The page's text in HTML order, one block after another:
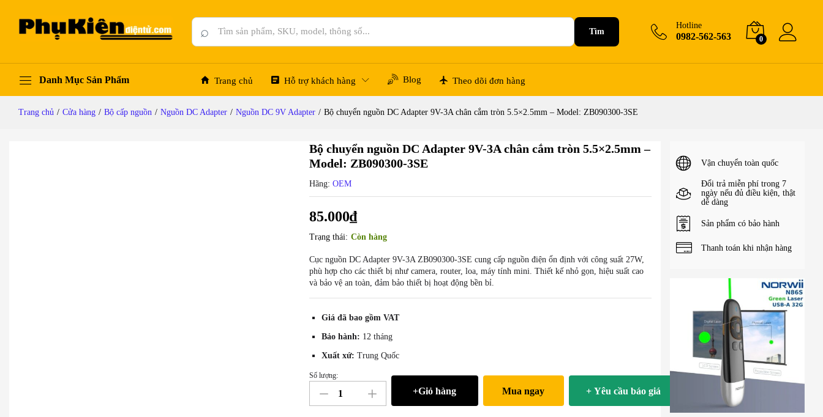
⌕ Tìm
Hotline
0982-562-563 0
Danh Mục Sản Phẩm Trang chủ Hỗ trợ khách hàng Blog Theo dõi đơn hàng
Trang chủ / Cửa hàng / Bộ cấp nguồn / Nguồn DC Adapter / Nguồn DC 9V Adapter / Bộ chuyển nguồn DC Adapter 9V-3A chân cắm tròn 5.5×2.5mm – Model: ZB090300-3SE
Bộ chuyển nguồn DC Adapter 9V-3A chân cắm tròn 5.5×2.5mm –
Model: ZB090300-3SE
Hãng: OEM
85.000₫
Trạng thái: Còn hàng
Cục nguồn DC Adapter 9V-3A ZB090300-3SE cung cấp nguồn điện ổn định với công suất 27W,
phù hợp cho các thiết bị như camera, router, loa, máy tính mini. Thiết kế nhỏ gọn, hiệu suất cao
và bảo vệ an toàn, đảm bảo thiết bị hoạt động bền bỉ.
Giá đã bao gồm VAT
Bảo hành: 12 tháng
Xuất xứ: Trung Quốc
Bộ
chuyển
nguồn
Số lượng:
+Giỏ hàng Mua ngay + Yêu cầu báo giá
Vận chuyển toàn quốc
Đổi trả miễn phí trong 7
ngày nếu đủ điều kiện, thật
dễ dàng
Sản phẩm có bảo hành
Thanh toán khi nhận hàng
Mô tả chi tiết Hỏi đáp